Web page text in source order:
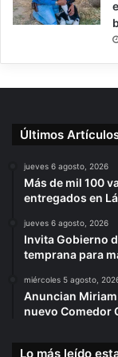
Últimos
jueves 6 agosto, 2026
Más de mil 100
entregados en
jueves 6 agosto, 2026
Invita Gobierno
temprana para
miércoles 5 agosto,
Anuncian
nuevo Comedor
Lo más leído